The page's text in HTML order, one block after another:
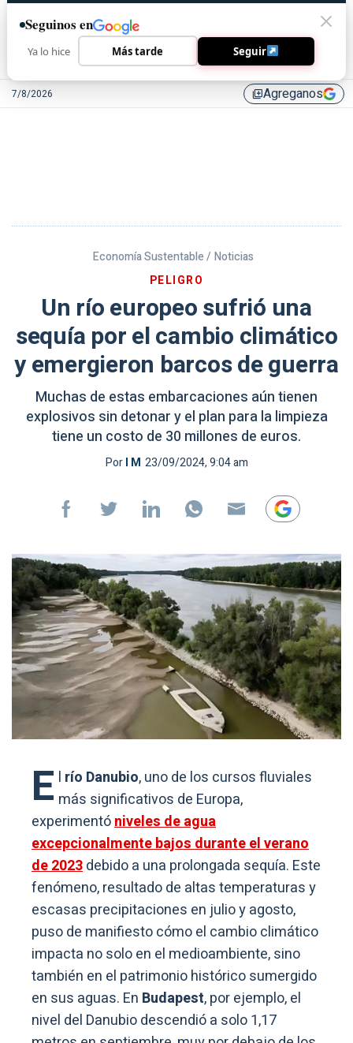
7/8/2026 library_addAgreganos
Economía Sustentable / Noticias
PELIGRO
Un río europeo sufrió una
sequía por el cambio climático
y emergieron barcos de guerra
Muchas de estas embarcaciones aún tienen
explosivos sin detonar y el plan para la limpieza
tiene un costo de 30 millones de euros.
PorI M 23/09/2024, 9:04 am
E l río Danubio, uno de los cursos fluviales
más significativos de Europa,
experimentóniveles de agua
excepcionalmente bajos durante el verano
de 2023debido a una prolongada sequía. Este
fenómeno, resultado de altas temperaturas y
escasas precipitaciones en julio y agosto,
puso de manifiesto cómo el cambio climático
impacta no solo en el medioambiente, sino
también en el patrimonio histórico sumergido
en sus aguas. En Budapest, por ejemplo, el
nivel del Danubio descendió a solo 1,17
Seguinos en
Ya lo hice Más tarde Seguir